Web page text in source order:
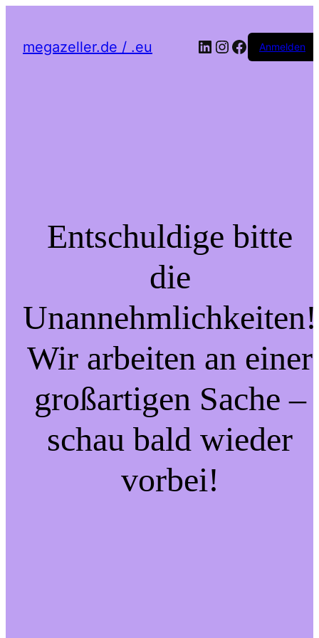
megazeller.de / .eu LinkedIn
Instagram
Facebook
Anmelden
Entschuldige bitte
die
Unannehmlichkeiten!
Wir arbeiten an einer
großartigen Sache –
schau bald wieder
vorbei!